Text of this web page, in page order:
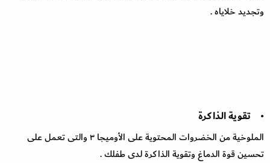
وتجديد خلاياه .
• تقوية الذاكرة
الملوخية من الخضروات المحتوية على الأوميجا ٣ والتى تعمل على
تحسين قوة الدماغ وتقوية الذاكرة لدى طفلك .